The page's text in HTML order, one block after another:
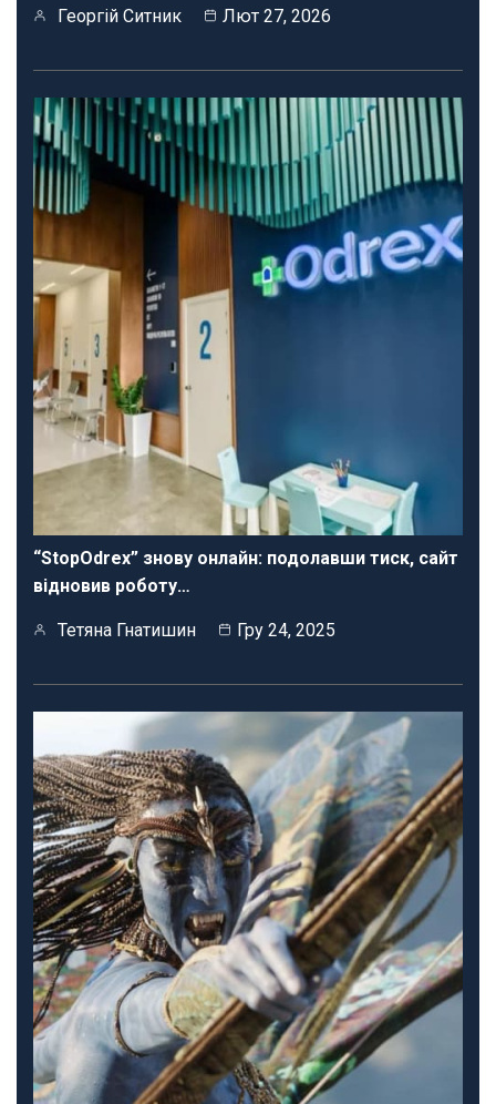
Георгій Ситник Лют 27, 2026
“StopOdrex” знову онлайн: подолавши тиск, сайт
відновив роботу…
Тетяна Гнатишин Гру 24, 2025